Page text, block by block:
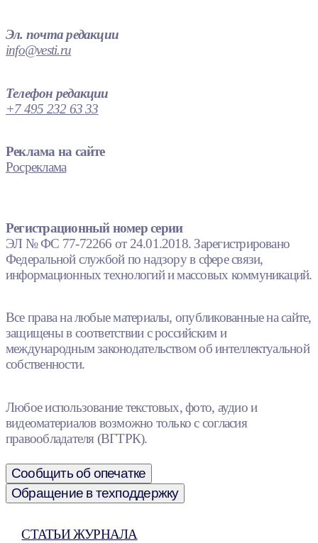
Эл. почта редакции
info@vesti.ru
Телефон редакции
+7 495 232 63 33
Реклама на сайте
Росреклама
Регистрационный номер серии
ЭЛ № ФС 77-72266 от 24.01.2018. Зарегистрировано
Федеральной службой по надзору в сфере связи,
информационных технологий и массовых коммуникаций.
Все права на любые материалы, опубликованные на сайте,
защищены в соответствии с российским и
международным законодательством об интеллектуальной
собственности.
Любое использование текстовых, фото, аудио и
видеоматериалов возможно только с согласия
правообладателя (ВГТРК).
Сообщить об опечатке
Обращение в техподдержку
СТАТЬИ ЖУРНАЛА